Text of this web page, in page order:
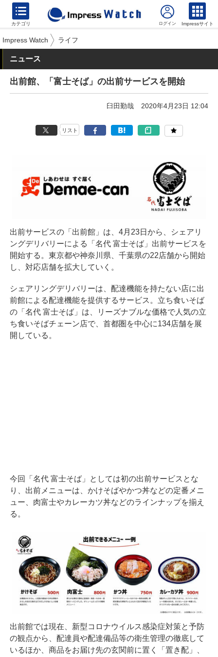
カテゴリ Impressサイト
Impress Watch ライフ
ニュース
出前館、「富士そば」の出前サービスを開始
臼田勤哉 2020年4月23日 12:04
リスト
出前サービスの「出前館」は、4月23日から、シェアリ
ングデリバリーによる「名代 富士そば」出前サービスを
開始する。東京都や神奈川県、千葉県の22店舗から開始
し、対応店舗を拡大していく。
シェアリングデリバリーは、配達機能を持たない店に出
前館による配達機能を提供するサービス。立ち食いそば
の「名代 富士そば」は、リーズナブルな価格で人気の立
ち食いそばチェーン店で、首都圏を中心に134店舗を展
開している。
今回「名代 富士そば」としては初の出前サービスとな
り、出前メニューは、かけそばやかつ丼などの定番メニ
ュー、肉富士やカレーカツ丼などのラインナップを揃え
る。
出前館では現在、新型コロナウイルス感染症対策と予防
の観点から、配達員や配達備品等の衛生管理の徹底して
いるほか、商品をお届け先の玄関前に置く「置き配」、